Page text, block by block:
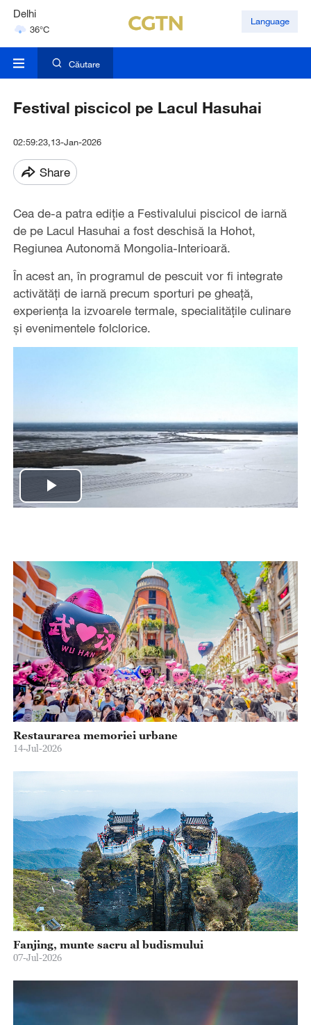
Hyderabad
42°C
Mumbai
Language
Căutare
Festival piscicol pe Lacul Hasuhai
02:59:23,13-Jan-2026
Share
Cea de-a patra ediție a Festivalului piscicol de iarnă
de pe Lacul Hasuhai a fost deschisă la Hohot,
Regiunea Autonomă Mongolia-Interioară.
În acest an, în programul de pescuit vor fi integrate
activătăți de iarnă precum sporturi pe gheață,
experiența la izvoarele termale, specialitățile culinare
și evenimentele folclorice.
Play
Restaurarea memoriei urbane
14-Jul-2026
Fanjing, munte sacru al budismului
07-Jul-2026